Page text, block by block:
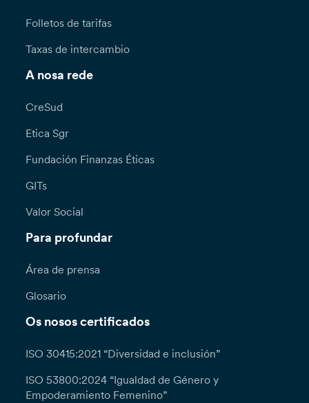
Folletos de tarifas
Taxas de intercambio
A nosa rede
CreSud
Etica Sgr
Fundación Finanzas Éticas
GITs
Valor Social
Para profundar
Área de prensa
Glosario
Os nosos certificados
ISO 30415:2021 “Diversidad e inclusión”
ISO 53800:2024 “Igualdad de Género y
Empoderamiento Femenino”